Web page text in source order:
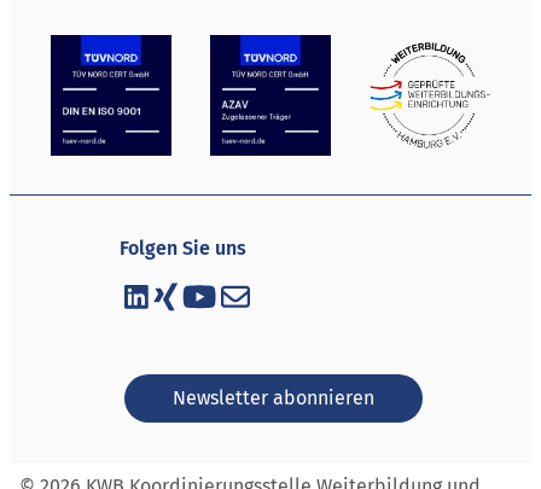
Folgen Sie uns
Newsletter abonnieren